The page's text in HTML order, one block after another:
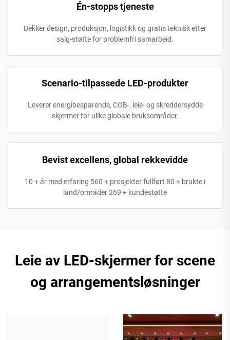
Én-stopps tjeneste
Dekker design, produksjon, logistikk og gratis teknisk etter
salg-støtte for problemfri samarbeid.
Scenario-tilpassede LED-produkter
Leverer energibesparende, COB-, leie- og skreddersydde
skjermer for ulike globale bruksområder.
Bevist excellens, global rekkevidde
10 + år med erfaring 560 + prosjekter fullført 80 + brukte i
land/områder 269 + kundestøtte
Leie av LED-skjermer for scene
og arrangementsløsninger